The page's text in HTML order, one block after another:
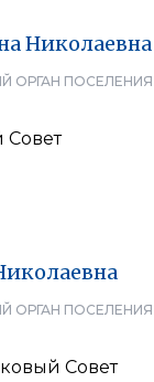
Николаевна
ОРГАН ПОСЕЛЕНИЯ
Совет
ОРГАН ПОСЕЛЕНИЯ
Совет